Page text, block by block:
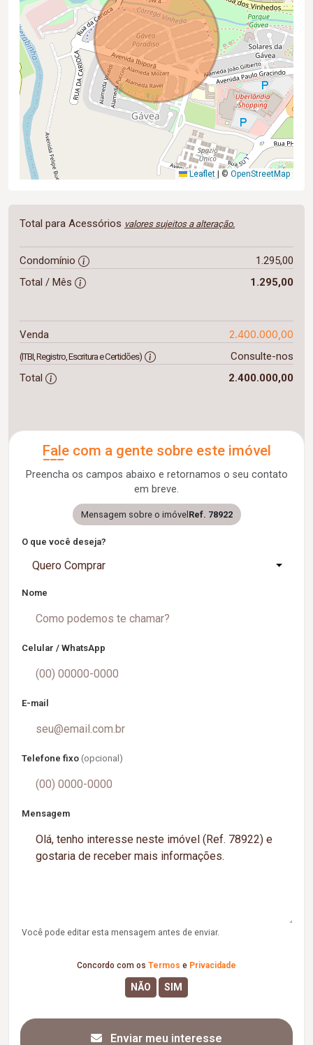
Leaflet © OpenStreetMap
Total para Acessórios valores sujeitos a alteração.
Condomínio
1.295,00
Total / Mês
1.295,00
Venda 2.400.000,00
(ITBI, Registro, Escritura e Certidões)
Consulte-nos
Total
2.400.000,00
Fale com a gente sobre este imóvel
Preencha os campos abaixo e retornamos o seu contato
em breve.
Mensagem sobre o imóvel Ref. 78922
O que você deseja?
Quero Comprar
Nome
Celular / WhatsApp
E-mail
Telefone fixo (opcional)
Mensagem
Você pode editar esta mensagem antes de enviar.
Concordo com os Termos e Privacidade
Enviar meu interesse